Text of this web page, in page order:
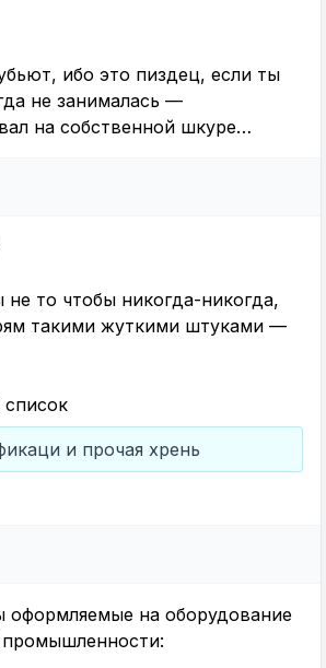
ибо это пиздец, если ты
не занималась —
на собственной шкуре…
не то чтобы никогда-никогда,
такими жуткими штуками —
список
и прочая хрень
оформляемые на оборудование
промышленности: